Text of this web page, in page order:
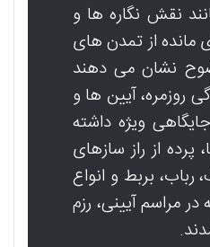
نقش نگاره ها و
از تمدن های
نشان می دهند
روزمره، آیین ها و
ویژه داشته
پرده از راز سازهای
رباب، بربط و انواع
مراسم آیینی، رزم